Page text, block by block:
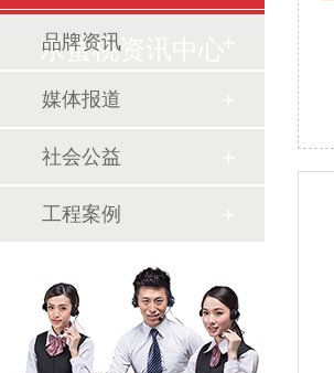
水蜜桃资讯中心
品牌资讯
媒体报道
社会公益
工程案例